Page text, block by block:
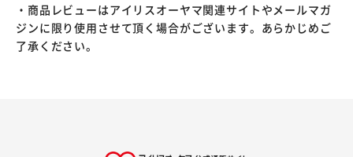
・商品レビューはアイリスオーヤマ関連サイトやメールマガ
ジンに限り使用させて頂く場合がございます。あらかじめご
了承ください。